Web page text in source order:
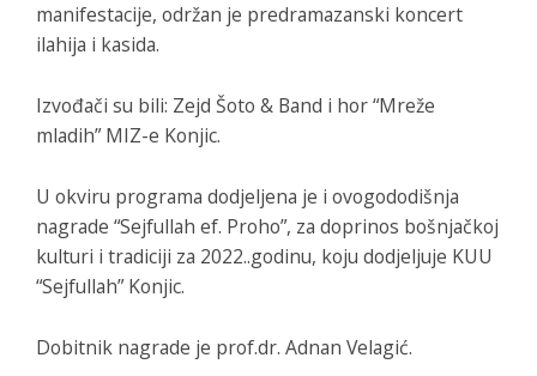
manifestacije, održan je predramazanski koncert
ilahija i kasida.
Izvođači su bili: Zejd Šoto & Band i hor “Mreže
mladih” MIZ-e Konjic.
U okviru programa dodjeljena je i ovogododišnja
nagrade “Sejfullah ef. Proho”, za doprinos bošnjačkoj
kulturi i tradiciji za 2022..godinu, koju dodjeljuje KUU
“Sejfullah” Konjic.
Dobitnik nagrade je prof.dr. Adnan Velagić.